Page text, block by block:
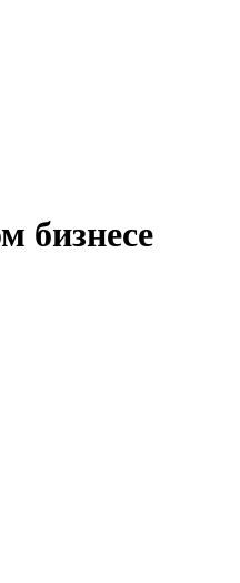
бизнесе